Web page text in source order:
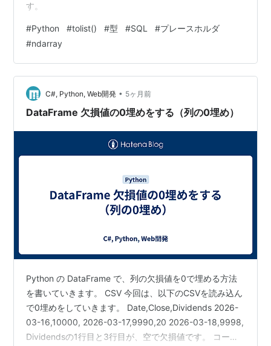
す。
#Python #tolist() #型 #SQL #プレースホルダ
#ndarray
C#, Python, Web開発 • 5ヶ月前
DataFrame 欠損値の0埋めをする（列の0埋め）
Python の DataFrame で、列の欠損値を0で埋める方法
を書いていきます。 CSV 今回は、以下のCSVを読み込ん
で0埋めをしていきます。 Date,Close,Dividends 2026-
03-16,10000, 2026-03-17,9990,20 2026-03-18,9998,
Dividendsの1行目と3行目が、空で欠損値です。 コード